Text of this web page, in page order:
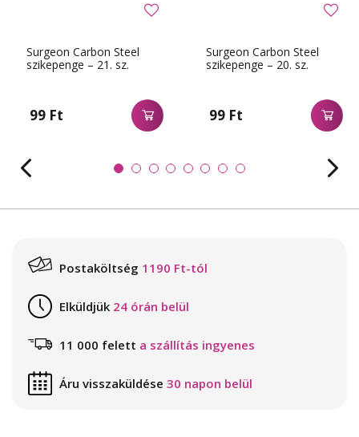
Surgeon Carbon Steel
szikepenge – 21. sz.
99 Ft
Surgeon Carbon Steel
szikepenge – 20. sz.
99 Ft
Postaköltség 1190 Ft-tól
Elküldjük 24 órán belül
11 000 felett a szállítás ingyenes
Áru visszaküldése 30 napon belül